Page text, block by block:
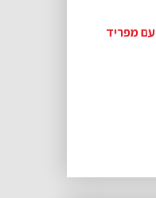
בורר HDMI כניסות 3 ל1 עם מפריד